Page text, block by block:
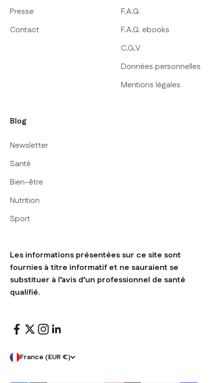
Presse
Contact
F.A.Q.
F.A.Q. ebooks
C.G.V
Données personnelles
Mentions légales
Blog
Newsletter
Santé
Bien-être
Nutrition
Sport
Les informations présentées sur ce site sont
fournies à titre informatif et ne sauraient se
substituer à l’avis d’un professionnel de santé
qualifié.
France (EUR €)